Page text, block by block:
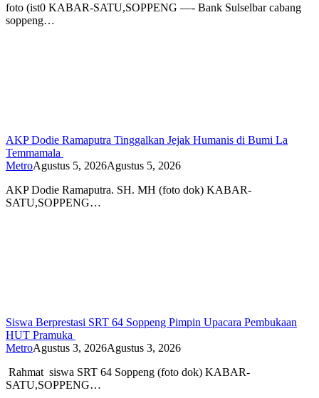
foto (ist0 KABAR-SATU,SOPPENG —- Bank Sulselbar cabang
soppeng…
AKP Dodie Ramaputra Tinggalkan Jejak Humanis di Bumi La
Temmamala
MetroAgustus 5, 2026Agustus 5, 2026
AKP Dodie Ramaputra. SH. MH (foto dok) KABAR-
SATU,SOPPENG…
Siswa Berprestasi SRT 64 Soppeng Pimpin Upacara Pembukaan
HUT Pramuka
MetroAgustus 3, 2026Agustus 3, 2026
Rahmat siswa SRT 64 Soppeng (foto dok) KABAR-
SATU,SOPPENG…